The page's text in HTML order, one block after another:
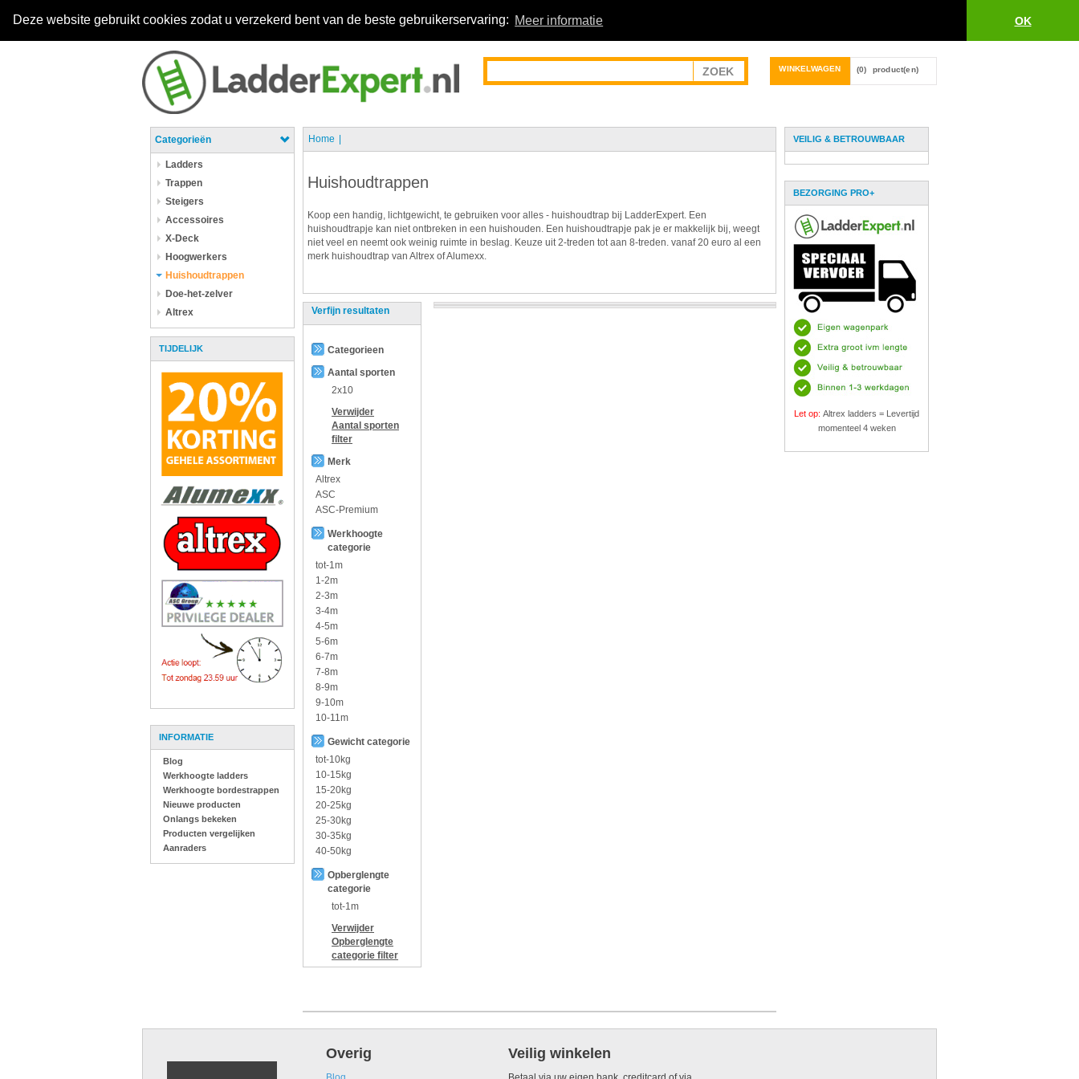
Deze website gebruikt cookies zodat u verzekerd bent van de beste gebruikerservaring: Meer informatie OK
WINKELWAGEN (0) product(en)
Categorieën
Ladders
Trappen
Steigers
Accessoires
X-Deck
Hoogwerkers
Huishoudtrappen
Doe-het-zelver
Altrex
TIJDELIJK
INFORMATIE
Blog
Werkhoogte ladders
Werkhoogte bordestrappen
Nieuwe producten
Onlangs bekeken
Producten vergelijken
Aanraders
Home
Huishoudtrappen
Koop een handig, lichtgewicht, te gebruiken voor alles - huishoudtrap bij LadderExpert. Een
huishoudtrapje kan niet ontbreken in een huishouden. Een huishoudtrapje pak je er makkelijk bij, weegt
niet veel en neemt ook weinig ruimte in beslag. Keuze uit 2-treden tot aan 8-treden. vanaf 20 euro al een
merk huishoudtrap van Altrex of Alumexx.
Verfijn resultaten
Categorieen
Aantal sporten
2x10
Verwijder
Aantal sporten
filter
Merk
Altrex
ASC
ASC-Premium
Werkhoogte
categorie
tot-1m
1-2m
2-3m
3-4m
4-5m
5-6m
6-7m
7-8m
8-9m
9-10m
10-11m
Gewicht categorie
tot-10kg
10-15kg
15-20kg
20-25kg
25-30kg
30-35kg
40-50kg
Opberglengte
categorie
tot-1m
Verwijder
Opberglengte
categorie filter
VEILIG & BETROUWBAAR
BEZORGING PRO+
Let op: Altrex ladders = Levertijd
momenteel 4 weken
Overig Veilig winkelen